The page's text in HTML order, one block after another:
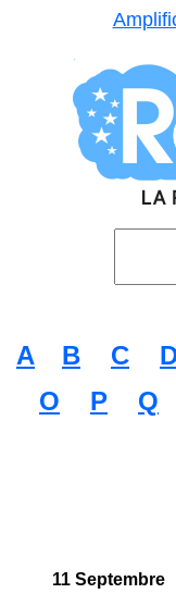
A B C
O
P Q
11 Septembre